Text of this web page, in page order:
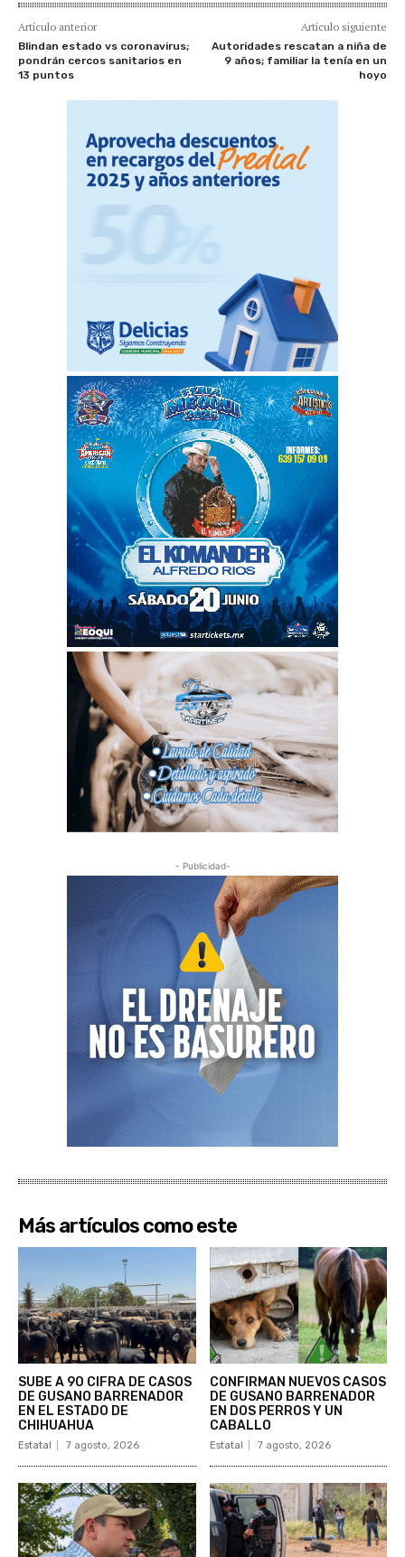
Artículo anterior
Blindan estado vs coronavirus;
pondrán cercos sanitarios en
13 puntos
Artículo siguiente
Autoridades rescatan a niña de
9 años; familiar la tenía en un
hoyo
- Publicidad-
Más artículos como este
SUBE A 90 CIFRA DE CASOS
DE GUSANO BARRENADOR
EN EL ESTADO DE
CHIHUAHUA
Estatal 7 agosto, 2026
CONFIRMAN NUEVOS CASOS
DE GUSANO BARRENADOR
EN DOS PERROS Y UN
CABALLO
Estatal 7 agosto, 2026